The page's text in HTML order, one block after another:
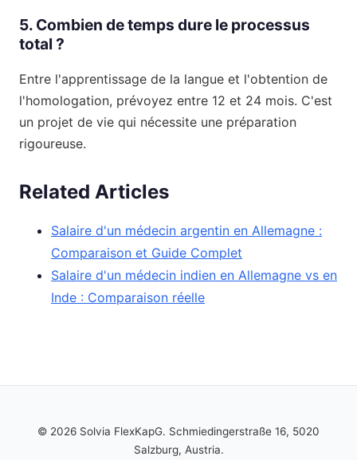
5. Combien de temps dure le processus
total ?
Entre l'apprentissage de la langue et l'obtention de
l'homologation, prévoyez entre 12 et 24 mois. C'est
un projet de vie qui nécessite une préparation
rigoureuse.
Related Articles
Salaire d'un médecin argentin en Allemagne :
Comparaison et Guide Complet
Salaire d'un médecin indien en Allemagne vs en
Inde : Comparaison réelle
© 2026 Solvia FlexKapG. Schmiedingerstraße 16, 5020
Salzburg, Austria.